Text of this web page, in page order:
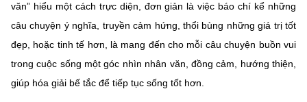
Vietnamese English
BỘ KHOA HỌC VÀ CÔNG NGHỆ
văn” hiểu một cách trực diện, đơn giản là việc báo chí kể những
câu chuyện ý nghĩa, truyền cảm hứng, thổi bùng những giá trị tốt
đẹp, hoặc tinh tế hơn, là mang đến cho mỗi câu chuyện buồn vui
trong cuộc sống một góc nhìn nhân văn, đồng cảm, hướng thiện,
giúp hóa giải bế tắc để tiếp tục sống tốt hơn.